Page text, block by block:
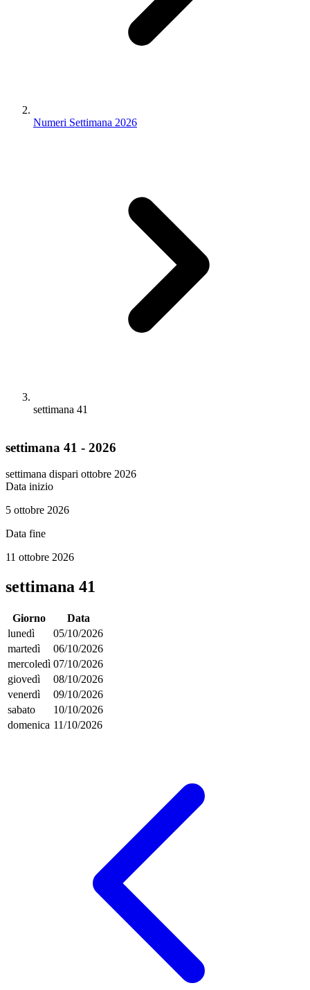
Numeri Settimana 2026
settimana 41
settimana 41 - 2026
settimana dispari ottobre 2026
Data inizio
5 ottobre 2026
Data fine
11 ottobre 2026
settimana 41
Giorno
Data
lunedì
05/10/2026
martedì
06/10/2026
mercoledì 07/10/2026
giovedì
08/10/2026
venerdì
09/10/2026
sabato
10/10/2026
domenica 11/10/2026